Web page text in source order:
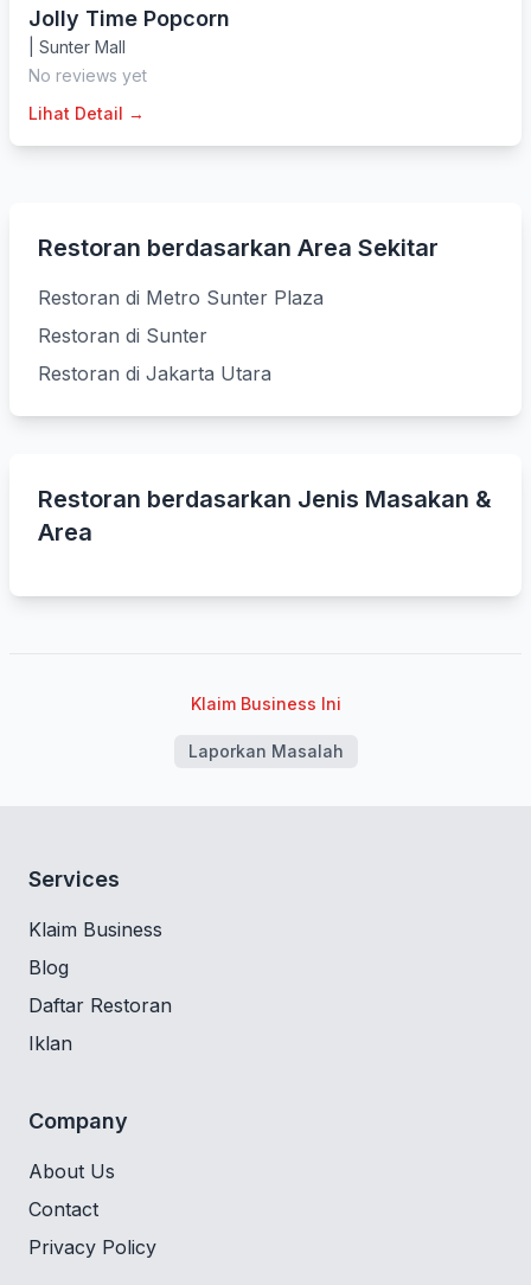
Jolly Time Popcorn
Sunter Mall
No reviews yet
Lihat Detail →
Restoran berdasarkan Area Sekitar
Restoran di Metro Sunter Plaza
Restoran di Sunter
Restoran di Jakarta Utara
Restoran berdasarkan Jenis Masakan &
Area
Klaim Business Ini
Laporkan Masalah
Services
Klaim Business
Blog
Daftar Restoran
Iklan
Company
About Us
Contact
Privacy Policy